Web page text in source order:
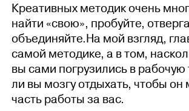
Креативных методик очень
найти «свою», пробуйте,
объединяйте.На мой взгляд,
самой методике, а в том,
вы сами погрузились в рабочую
ли вы мозгу отдыхать, чтобы он
часть работы за вас.